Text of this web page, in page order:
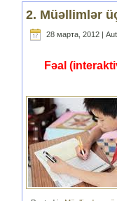
2. Müəllimlər
28 марта, 2012 |
Fəal